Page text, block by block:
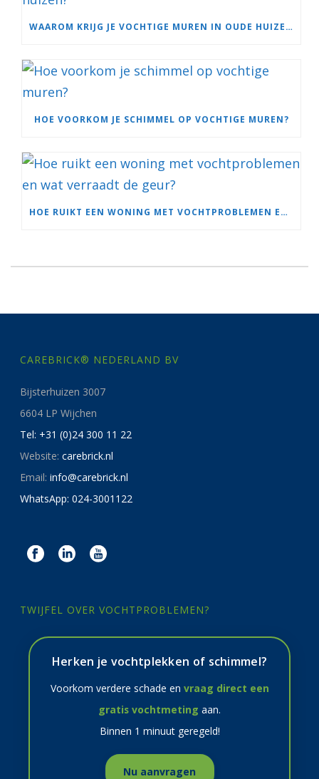
WAAROM KRIJG JE VOCHTIGE MUREN IN OUDE HUIZEN?
HOE VOORKOM JE SCHIMMEL OP VOCHTIGE MUREN?
HOE RUIKT EEN WONING MET VOCHTPROBLEMEN EN WAT VERRAADT DE GEUR?
CAREBRICK® NEDERLAND BV
Bijsterhuizen 3007
6604 LP Wijchen
Tel: +31 (0)24 300 11 22
Website:carebrick.nl
Email:info@carebrick.nl
WhatsApp: 024-3001122
TWIJFEL OVER VOCHTPROBLEMEN?
Herken je vochtplekken of schimmel?
Voorkom verdere schade en vraag direct een
gratis vochtmeting aan.
Binnen 1 minuut geregeld!
Nu aanvragen